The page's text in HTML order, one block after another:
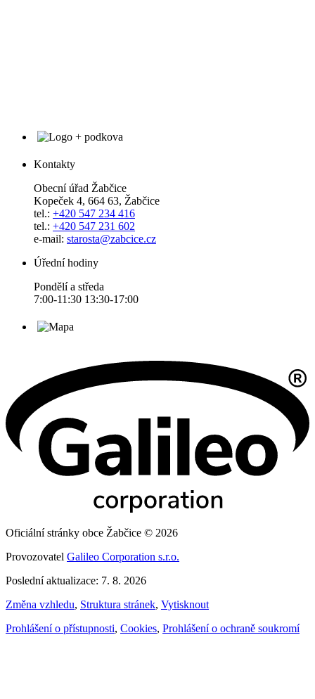
Kontakty
Obecní úřad Žabčice
Kopeček 4, 664 63, Žabčice
tel.: +420 547 234 416
tel.: +420 547 231 602
e-mail: starosta@zabcice.cz
Úřední hodiny
Pondělí a středa
7:00-11:30 13:30-17:00
Oficiální stránky obce Žabčice © 2026
Provozovatel Galileo Corporation s.r.o.
Poslední aktualizace: 7. 8. 2026
Změna vzhledu, Struktura stránek, Vytisknout
Prohlášení o přístupnosti, Cookies, Prohlášení o ochraně soukromí